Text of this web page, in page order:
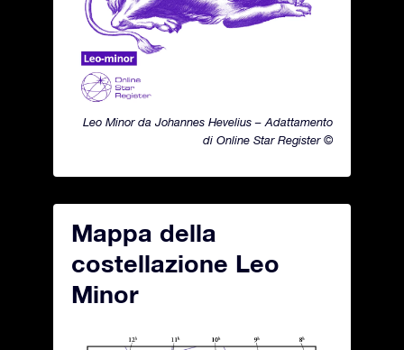
Leo Minor da Johannes Hevelius – Adattamento
di Online Star Register ©
Mappa della
costellazione Leo
Minor